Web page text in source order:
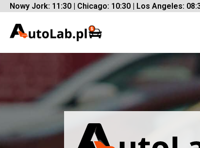
Nowy Jork: 11:30 | Chicago: 10:30 | Los Angeles: